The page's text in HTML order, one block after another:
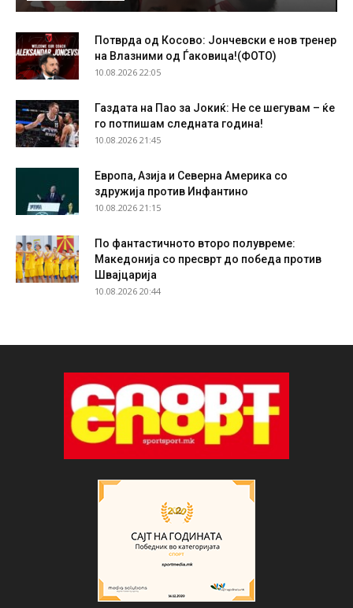
Потврда од Косово: Јончевски е нов тренер
на Влазними од Ѓаковица!(ФОТО)
10.08.2026 22:05
Газдата на Пао за Јокиќ: Не се шегувам – ќе
го потпишам следната година!
10.08.2026 21:45
Европа, Азија и Северна Америка со
здружија против Инфантино
10.08.2026 21:15
По фантастичното второ полувреме:
Македонија со пресврт до победа против
Швајцарија
10.08.2026 20:44